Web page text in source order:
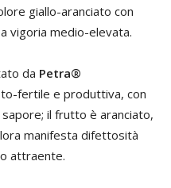
giallo-aranciato con
vigoria medio-elevata.
da Petra®
fertile e produttiva, con
il frutto è aranciato,
manifesta difettosità
attraente.